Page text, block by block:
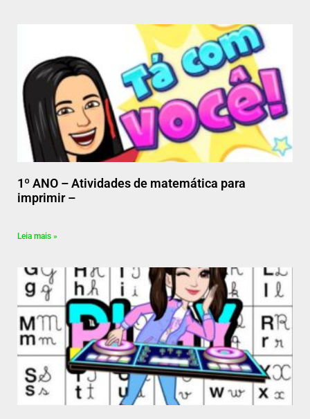
1º ANO – Atividades de matemática para
imprimir –
Leia mais »